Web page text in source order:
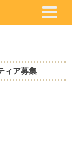
ィア募集